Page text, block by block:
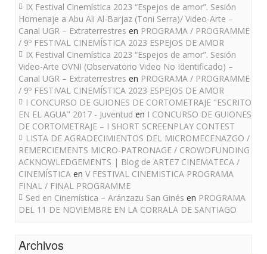
IX Festival Cinemística 2023 “Espejos de amor”. Sesión
Homenaje a Abu Ali Al-Barjaz (Toni Serra)/ Video-Arte –
Canal UGR – Extraterrestres en PROGRAMA / PROGRAMME
/ 9º FESTIVAL CINEMÍSTICA 2023 ESPEJOS DE AMOR
IX Festival Cinemística 2023 “Espejos de amor”. Sesión
Video-Arte OVNI (Observatorio Video No Identificado) –
Canal UGR – Extraterrestres en PROGRAMA / PROGRAMME
/ 9º FESTIVAL CINEMÍSTICA 2023 ESPEJOS DE AMOR
I CONCURSO DE GUIONES DE CORTOMETRAJE "ESCRITO
EN EL AGUA" 2017 - Juventud en I CONCURSO DE GUIONES
DE CORTOMETRAJE – I SHORT SCREENPLAY CONTEST
LISTA DE AGRADECIMIENTOS DEL MICROMECENAZGO /
REMERCIEMENTS MICRO-PATRONAGE / CROWDFUNDING
ACKNOWLEDGEMENTS | Blog de ARTE7 CINEMATECA /
CINEMÍSTICA en V FESTIVAL CINEMISTICA PROGRAMA
FINAL / FINAL PROGRAMME
Sed en Cinemística – Aránzazu San Ginés en PROGRAMA
DEL 11 DE NOVIEMBRE EN LA CORRALA DE SANTIAGO
Archivos